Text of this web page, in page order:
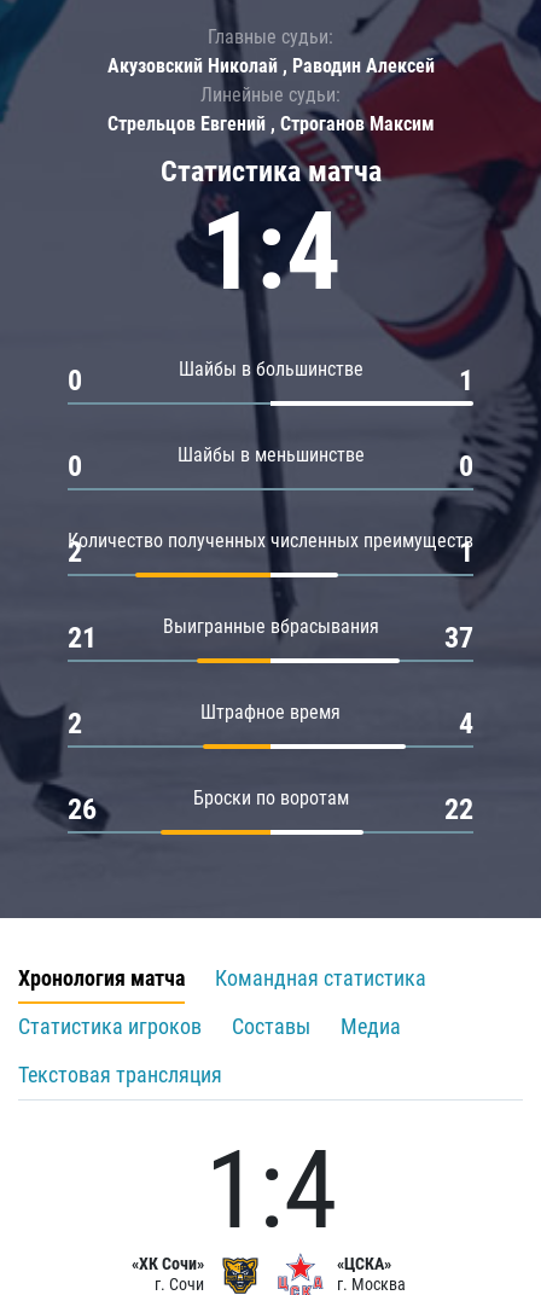
Статистика матча
1:4
Шайбы в большинстве
0 1
Шайбы в меньшинстве
0 0
Количество полученных численных преимуществ
2 1
Выигранные вбрасывания
21 37
Штрафное время
2 4
Броски по воротам
26 22
Главные судьи:
Акузовский Николай , Раводин Алексей
Линейные судьи:
Стрельцов Евгений , Строганов Максим
Хронология матча
Командная статистика
Статистика игроков
Составы
Медиа
Текстовая трансляция
«ХК Сочи»
г. Сочи
1:4
«ЦСКА»
г. Москва